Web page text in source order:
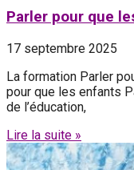
Parler pour que
17 septembre 2025
La formation Parler
pour que les enfants
de l’éducation,
Lire la suite »